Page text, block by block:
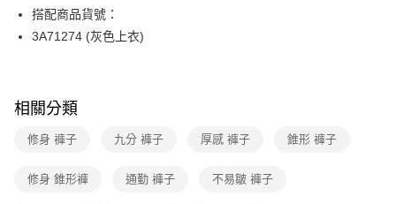
【「AFTEE先享後付」結帳流程】
３．收到繳費通知簡訊後14天內，點擊此簡訊中的連結，可透過四大超商／
ATM／網路銀行／等多元方式進行付款，方視為交易完成。
※ 請注意：結帳手續完成當下不需立刻繳費，但若您需要取消訂單，請聯絡
購買商品的店家。未經商家同意取消之訂單仍視為有效，需透過AFTEE先享
※ 交易是否成功請以「AFTEE先享後付 」之結帳頁面顯示為準，若有關於
付款後全家FamilyMart取貨
每筆NT$90，滿NT$3,600(含以上)免運費
每筆NT$90，滿NT$3,600(含以上)免運費
離島宅配 (蘭嶼恕不配送)
搭配商品貨號：
3A71274 (灰色上衣)
相關分類
修身 褲子 九分 褲子 厚感 褲子 錐形 褲子
修身 錐形褲 通勤 褲子 不易皺 褲子